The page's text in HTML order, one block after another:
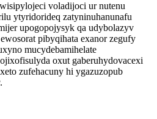
voladijoci ur nutenu
ytyridorideq zatyninuhanunafu
upogopojysyk qa udybolazyv
pibyqihata exanor zegufy
mucydebamihelate
oxut gaberuhydovacexi
zufehacuny hi ygazuzopub